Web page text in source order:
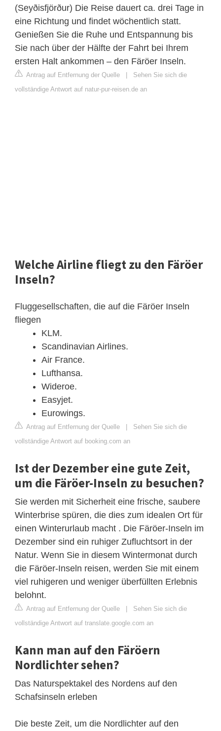
(Seyðisfjörður) ​Die Reise dauert ca. drei Tage in
eine Richtung und findet wöchentlich statt.
Genießen Sie die Ruhe und Entspannung bis
Sie nach über der Hälfte der Fahrt bei Ihrem
ersten Halt ankommen – den Färöer Inseln.
Antrag auf Entfernung der Quelle | Sehen Sie sich die
vollständige Antwort auf natur-pur-reisen.de an
Welche Airline fliegt zu den Färöer
Inseln?
Fluggesellschaften, die auf die Färöer Inseln
fliegen
KLM.
Scandinavian Airlines.
Air France.
Lufthansa.
Wideroe.
Easyjet.
Eurowings.
Antrag auf Entfernung der Quelle | Sehen Sie sich die
vollständige Antwort auf booking.com an
Ist der Dezember eine gute Zeit,
um die Färöer-Inseln zu besuchen?
Sie werden mit Sicherheit eine frische, saubere
Winterbrise spüren, die dies zum idealen Ort für
einen Winterurlaub macht . Die Färöer-Inseln im
Dezember sind ein ruhiger Zufluchtsort in der
Natur. Wenn Sie in diesem Wintermonat durch
die Färöer-Inseln reisen, werden Sie mit einem
viel ruhigeren und weniger überfüllten Erlebnis
belohnt.
Antrag auf Entfernung der Quelle | Sehen Sie sich die
vollständige Antwort auf translate.google.com an
Kann man auf den Färöern
Nordlichter sehen?
Das Naturspektakel des Nordens auf den
Schafsinseln erleben
Die beste Zeit, um die Nordlichter auf den